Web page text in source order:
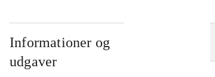
Informationer og
udgaver